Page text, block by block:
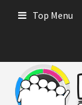
Top Menu